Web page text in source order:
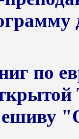
по
ешиву